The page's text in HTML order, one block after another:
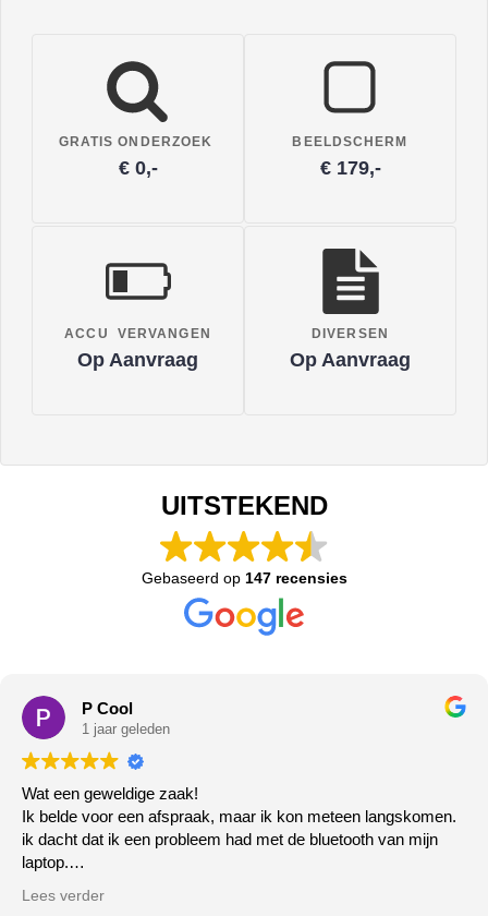
GRATIS ONDERZOEK
€ 0,-
BEELDSCHERM
€ 179,-
ACCU VERVANGEN
Op Aanvraag
DIVERSEN
Op Aanvraag
UITSTEKEND
Gebaseerd op 147 recensies
P Cool
1 jaar geleden
Wat een geweldige zaak!
Ik belde voor een afspraak, maar ik kon meteen langskomen.
ik dacht dat ik een probleem had met de bluetooth van mijn
laptop.
Het deed het gewoon niet meer, de zeer vriendelijke meneer
Lees verder